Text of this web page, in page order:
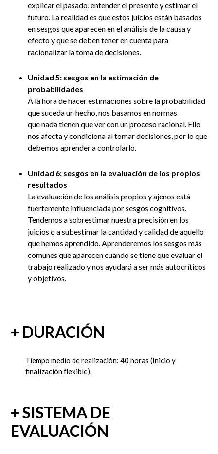
explicar el pasado, entender el presente y estimar el
futuro. La realidad es que estos juicios están basados
en sesgos que aparecen en el análisis de la causa y
efecto y que se deben tener en cuenta para
racionalizar la toma de decisiones.
Unidad 5: sesgos en la estimación de
probabilidades
A la hora de hacer estimaciones sobre la probabilidad
que suceda un hecho, nos basamos en normas
que nada tienen que ver con un proceso racional. Ello
nos afecta y condiciona al tomar decisiones, por lo que
debemos aprender a controlarlo.
Unidad 6: sesgos en la evaluación de los propios
resultados
La evaluación de los análisis propios y ajenos está
fuertemente influenciada por sesgos cognitivos.
Tendemos a sobrestimar nuestra precisión en los
juicios o a subestimar la cantidad y calidad de aquello
que hemos aprendido. Aprenderemos los sesgos más
comunes que aparecen cuando se tiene que evaluar el
trabajo realizado y nos ayudará a ser más autocríticos
y objetivos.
+ DURACIÓN
Tiempo medio de realización: 40 horas (Inicio y
finalización flexible).
+ SISTEMA DE
EVALUACIÓN